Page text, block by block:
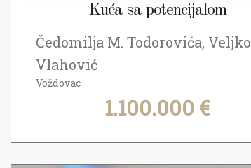
Kuća sa potencijalom
Čedomilja M. Todorovića, Veljko
Vlahović
Voždovac
1.100.000 €